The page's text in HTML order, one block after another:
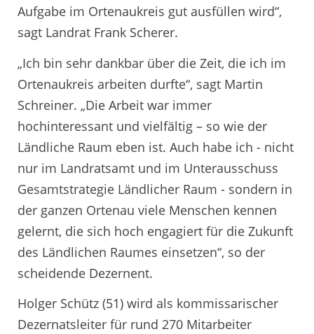
Aufgabe im Ortenaukreis gut ausfüllen wird“,
sagt Landrat Frank Scherer.
„Ich bin sehr dankbar über die Zeit, die ich im
Ortenaukreis arbeiten durfte“, sagt Martin
Schreiner. „Die Arbeit war immer
hochinteressant und vielfältig – so wie der
Ländliche Raum eben ist. Auch habe ich - nicht
nur im Landratsamt und im Unterausschuss
Gesamtstrategie Ländlicher Raum - sondern in
der ganzen Ortenau viele Menschen kennen
gelernt, die sich hoch engagiert für die Zukunft
des Ländlichen Raumes einsetzen“, so der
scheidende Dezernent.
Holger Schütz (51) wird als kommissarischer
Dezernatsleiter für rund 270 Mitarbeiter